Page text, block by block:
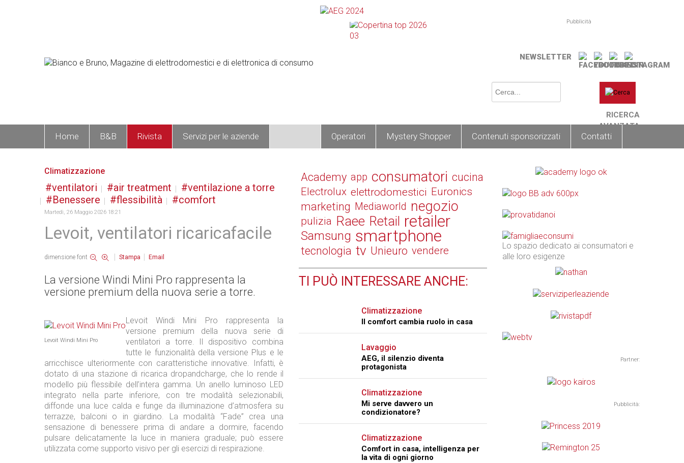
Pubblicità
NEWSLETTER
RICERCA
AVANZATA
Home B&B Rivista Servizi per le aziende Operatori Mystery Shopper Contenuti sponsorizzati Contatti
Climatizzazione
ventilatori air treatment
ventilazione a torre
Benessere
flessibilità comfort
Martedì, 26 Maggio 2026 18:21
Levoit, ventilatori ricaricafacile
dimensione font Stampa Email
La versione Windi Mini Pro rappresenta la
versione premium della nuova serie a torre.
Levoit Windi Mini Pro
Levoit Windi Mini Pro rappresenta la
versione premium della nuova serie di
ventilatori a torre. Il dispositivo combina
tutte le funzionalità della versione Plus e le
arricchisce ulteriormente con caratteristiche innovative. Infatti, è
dotato di una stazione di ricarica dropandcharge, che lo rende il
modello più flessibile dell’intera gamma. Un anello luminoso LED
integrato nella parte inferiore, con tre modalità selezionabili,
diffonde una luce calda e funge da illuminazione d’atmosfera su
terrazze, balconi o in giardino. La modalità “Fade” crea una
sensazione di benessere prima di andare a dormire, facendo
pulsare delicatamente la luce in maniera graduale; può essere
utilizzata come supporto visivo per gli esercizi di respirazione.
Academy app consumatori cucina
Electrolux elettrodomestici Euronics
marketing Mediaworld negozio
pulizia Raee Retail retailer
Samsung smartphone
tecnologia tv Unieuro vendere
TI PUÒ INTERESSARE ANCHE:
Climatizzazione
Il comfort cambia ruolo in casa
Lavaggio
AEG, il silenzio diventa
protagonista
Climatizzazione
Mi serve davvero un
condizionatore?
Climatizzazione
Comfort in casa, intelligenza per
la vita di ogni giorno
Lo spazio dedicato ai consumatori e
alle loro esigenze
Partner:
Pubblicità: